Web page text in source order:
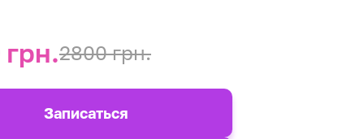
2800 грн.
Записаться